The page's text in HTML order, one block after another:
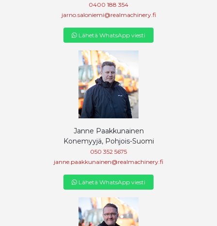
0400 188 354
jarno.saloniemi@realmachinery.fi
Lähetä WhatsApp viesti
Janne Paakkunainen
Konemyyjä, Pohjois-Suomi
050 352 5675
janne.paakkunainen@realmachinery.fi
Lähetä WhatsApp viesti